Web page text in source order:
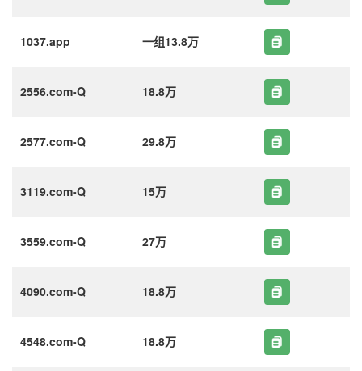
1037.app 一组13.8万
2556.com-Q 18.8万
2577.com-Q 29.8万
3119.com-Q 15万
3559.com-Q 27万
4090.com-Q 18.8万
4548.com-Q 18.8万